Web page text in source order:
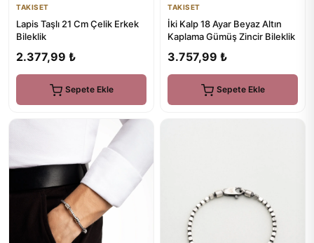
TAKISET
Lapis Taşlı 21 Cm Çelik Erkek
Bileklik
2.377,99 ₺
Sepete Ekle
TAKISET
İki Kalp 18 Ayar Beyaz Altın
Kaplama Gümüş Zincir Bileklik
3.757,99 ₺
Sepete Ekle